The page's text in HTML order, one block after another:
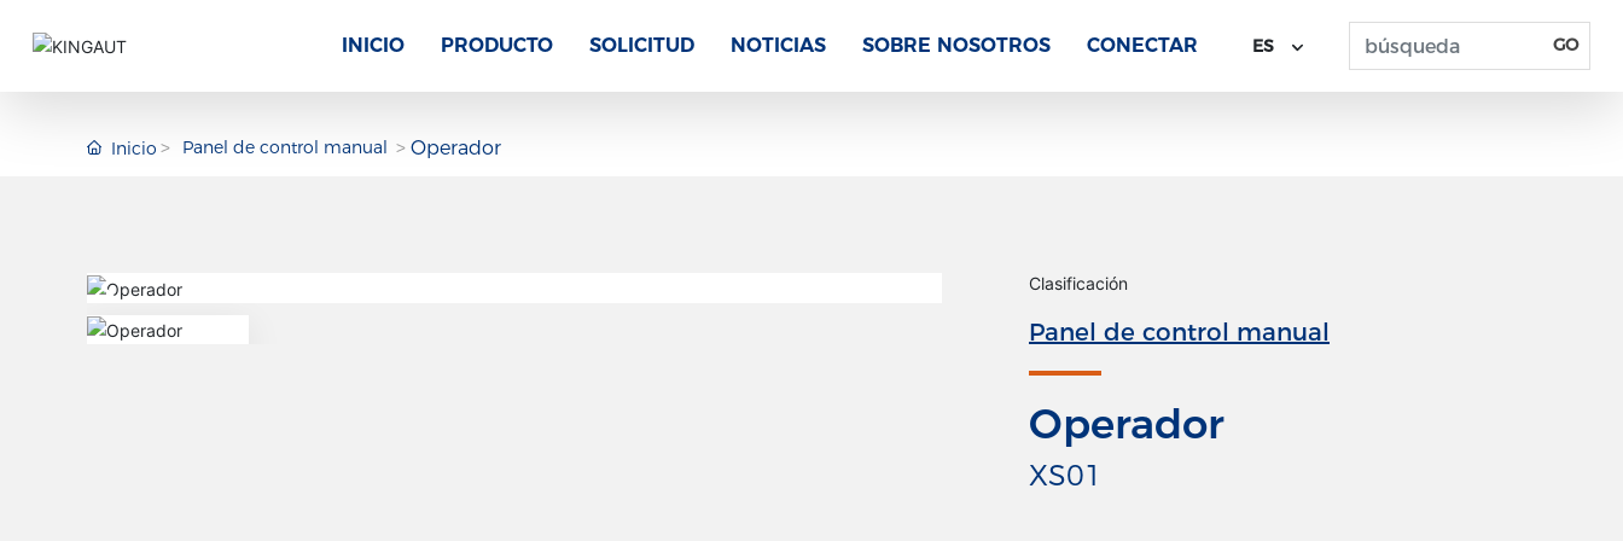
INICIO PRODUCTO SOLICITUD NOTICIAS SOBRE NOSOTROS CONECTAR ES GO
Inicio Panel de control manual Operador
Clasificación
Panel de control manual
Operador
XS01